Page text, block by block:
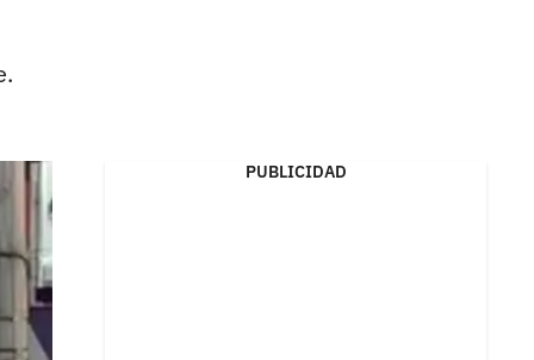
PUBLICIDAD